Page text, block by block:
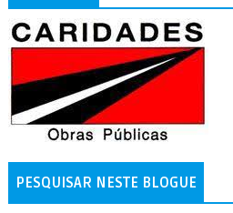
PESQUISAR NESTE BLOGUE